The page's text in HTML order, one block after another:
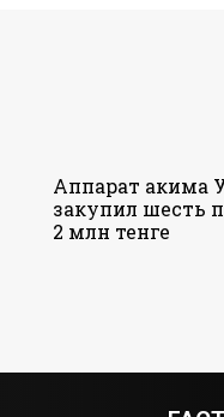
Аппарат акима
закупил шесть
2 млн тенге